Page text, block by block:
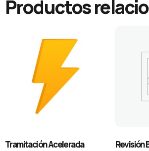
Productos
Tramitación Acelerada Revisión